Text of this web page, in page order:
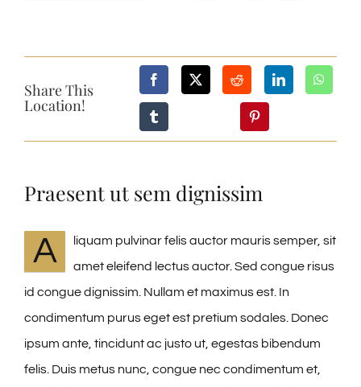
Share This
Location!
Praesent ut sem dignissim
A
liquam pulvinar felis auctor mauris semper, sit
amet eleifend lectus auctor. Sed congue risus
id congue dignissim. Nullam et maximus est. In
condimentum purus eget est pretium sodales. Donec
ipsum ante, tincidunt ac justo ut, egestas bibendum
felis. Duis metus nunc, congue nec condimentum et,